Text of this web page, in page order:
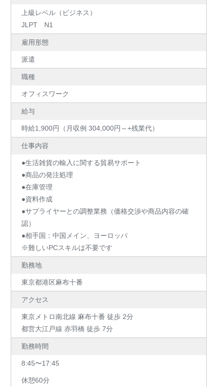
上級レベル（ビジネス）
JLPT N1
雇用形態
派遣
職種
オフィスワーク
給与
時給1,900円（月収例 304,000円～+残業代）
仕事内容
●生活雑貨の輸入に関する貿易サポート
●商品の発注処理
●在庫管理
●資料作成
●サプライヤーとの調整業務（価格交渉や商品内容の確
認）
●相手国：中国メイン、ヨーロッパ
※難しいPCスキルは不要です
勤務地
東京都港区麻布十番
アクセス
東京メトロ南北線 麻布十番 徒歩 2分
都営大江戸線 赤羽橋 徒歩 7分
勤務時間
8:45〜17:45
休憩60分